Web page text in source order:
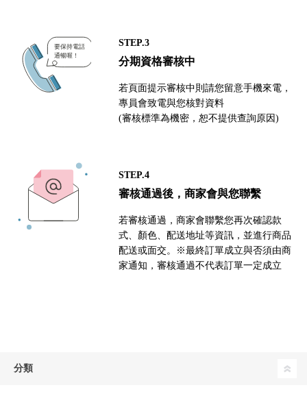
STEP.3
分期資格審核中
若頁面提示審核中則請您留意手機來電，
專員會致電與您核對資料
(審核標準為機密，恕不提供查詢原因)
STEP.4
審核通過後，商家會與您聯繫
若審核通過，商家會聯繫您再次確認款
式、顏色、配送地址等資訊，並進行商品
配送或面交。※最終訂單成立與否須由商
家通知，審核通過不代表訂單一定成立
分類